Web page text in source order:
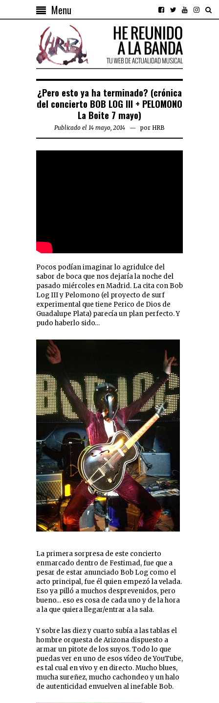
Menu
¿Pero esto ya ha terminado? (crónica
del concierto BOB LOG III + PELOMONO
La Boite 7 mayo)
Publicado el 14 mayo, 2014 por HRB
Pocos podían imaginar lo agridulce del
sabor de boca que nos dejaría la noche del
pasado miércoles en Madrid. La cita con Bob
Log III y Pelomono (el proyecto de surf
experimental que tiene Perico de Dios de
Guadalupe Plata) parecía un plan perfecto. Y
pudo haberlo sido…
La primera sorpresa de este concierto
enmarcado dentro de Festimad, fue que a
pesar de estar anunciado Bob Log como el
acto principal, fue él quien empezó la velada.
Eso ya pilló a muchos desprevenidos, pero
bueno… eso es cosa de cada uno y de la hora
a la que quiera llegar/entrar a la sala.
Y sobre las diez y cuarto subía a las tablas el
hombre orquesta de Arizona dispuesto a
armar un pitote de los suyos. Todo lo que
puedas ver en uno de esos vídeo de YouTube,
es tal cual en vivo y en directo. Mucho blues,
mucha sureñez, mucho cachondeo y un halo
de autenticidad envuelven al inefable Bob.